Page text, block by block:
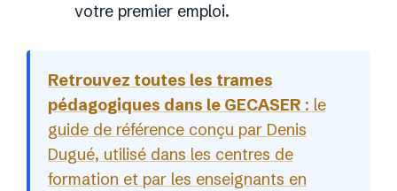
votre premier emploi.
Retrouvez toutes les trames
pédagogiques dans le GECASER : le
guide de référence conçu par Denis
Dugué, utilisé dans les centres de
formation et par les enseignants en